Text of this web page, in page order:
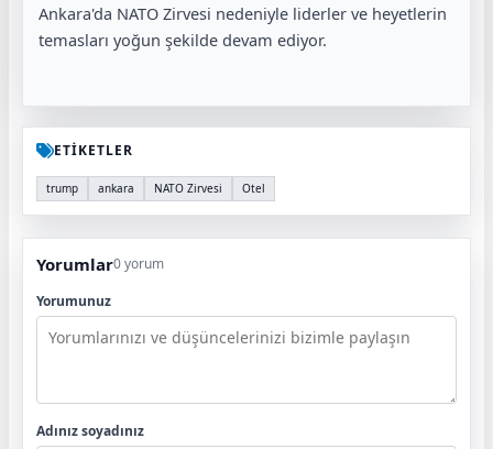
Ankara'da NATO Zirvesi nedeniyle liderler ve heyetlerin
temasları yoğun şekilde devam ediyor.
ETİKETLER
trump ankara NATO Zirvesi Otel
Yorumlar0 yorum
Yorumunuz
Adınız soyadınız